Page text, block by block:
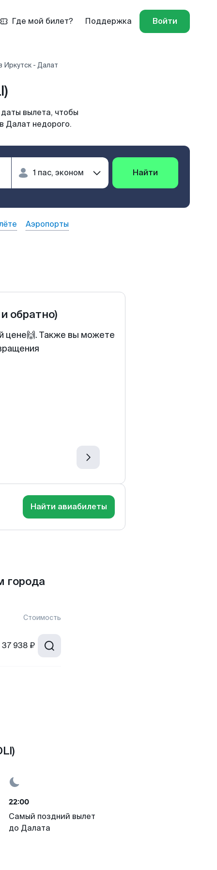
Где мой билет? Поддержка Войти
Иркутск - Далат
вылета, чтобы
Далат недорого.
Найти
Аэропорты
обратно)
цене🙌. Также вы можете
Найти авиабилеты
города
Стоимость
37 938 ₽
22:00
Самый поздний вылет
до Далата